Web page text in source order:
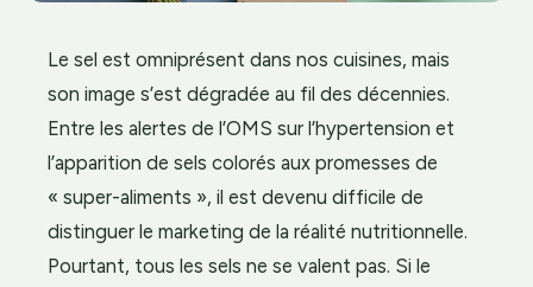
Le sel est omniprésent dans nos cuisines, mais
son image s’est dégradée au fil des décennies.
Entre les alertes de l’OMS sur l’hypertension et
l’apparition de sels colorés aux promesses de
« super-aliments », il est devenu difficile de
distinguer le marketing de la réalité nutritionnelle.
Pourtant, tous les sels ne se valent pas. Si le